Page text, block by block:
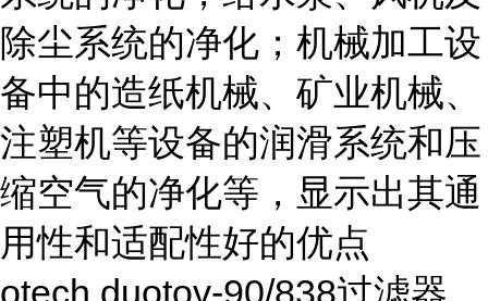
除尘系统的净化；机械加工设
备中的造纸机械、矿业机械、
注塑机等设备的润滑系统和压
缩空气的净化等，显示出其通
用性和适配性好的优点
otech duotov-90/838过滤器